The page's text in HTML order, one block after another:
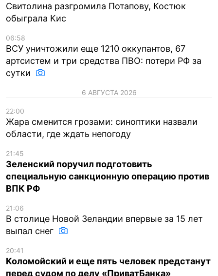
Свитолина разгромила Потапову, Костюк
обыграла Кис
06:58
ВСУ уничтожили еще 1210 оккупантов, 67
артсистем и три средства ПВО: потери РФ за
сутки
6 АВГУСТА 2026
22:00
Жара сменится грозами: синоптики назвали
области, где ждать непогоду
21:45
Зеленский поручил подготовить
специальную санкционную операцию против
ВПК РФ
21:06
В столице Новой Зеландии впервые за 15 лет
выпал снег
20:41
Коломойский и еще пять человек предстанут
перед судом по делу «ПриватБанка»